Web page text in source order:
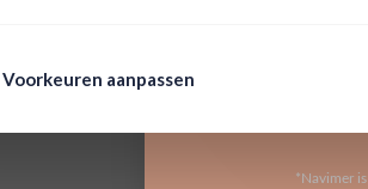
Voorkeuren aanpassen
*Navimer